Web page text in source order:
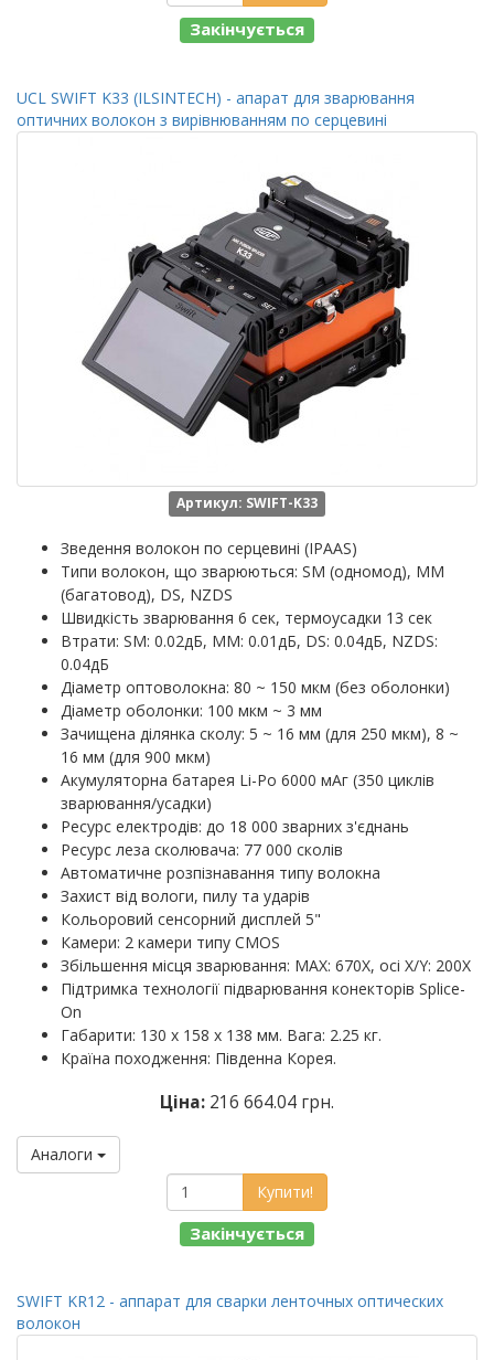
Закінчується
UCL SWIFT K33 (ILSINTECH) - апарат для зварювання
оптичних волокон з вирівнюванням по серцевині
Артикул: SWIFT-K33
Зведення волокон по серцевині (IPAAS)
Типи волокон, що зварюються: SM (одномод), MM
(багатовод), DS, NZDS
Швидкість зварювання 6 сек, термоусадки 13 сек
Втрати: SM: 0.02дБ, MM: 0.01дБ, DS: 0.04дБ, NZDS:
0.04дБ
Діаметр оптоволокна: 80 ~ 150 мкм (без оболонки)
Діаметр оболонки: 100 мкм ~ 3 мм
Зачищена ділянка сколу: 5 ~ 16 мм (для 250 мкм), 8 ~
16 мм (для 900 мкм)
Акумуляторна батарея Li-Po 6000 мАг (350 циклів
зварювання/усадки)
Ресурс електродів: до 18 000 зварних з'єднань
Ресурс леза сколювача: 77 000 сколів
Автоматичне розпізнавання типу волокна
Захист від вологи, пилу та ударів
Кольоровий сенсорний дисплей 5"
Камери: 2 камери типу CMOS
Збільшення місця зварювання: MAX: 670X, осі X/Y: 200X
Підтримка технології підварювання конекторів Splice-
On
Габарити: 130 х 158 х 138 мм. Вага: 2.25 кг.
Країна походження: Південна Корея.
Ціна: 216 664.04 грн.
Аналоги
Купити!
Закінчується
SWIFT KR12 - аппарат для сварки ленточных оптических
волокон